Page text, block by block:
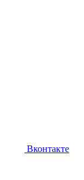
Вконтакте